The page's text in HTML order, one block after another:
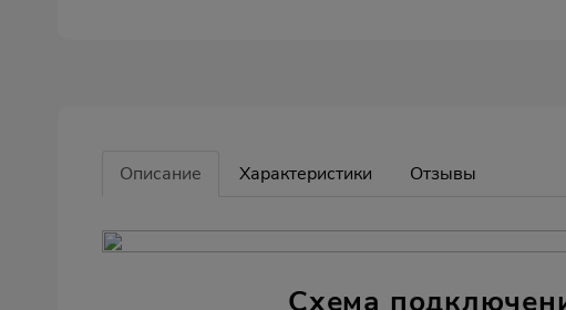
Описание Характеристики Отзывы
Схема